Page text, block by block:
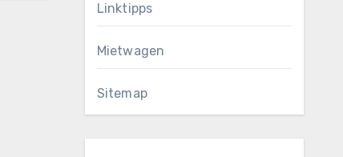
Linktipps
Mietwagen
Sitemap